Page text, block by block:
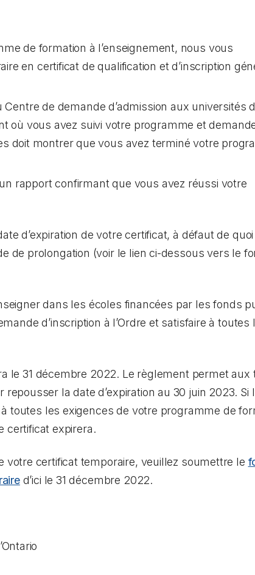
de formation à l’enseignement, nous vous
en certificat de qualification et d’inscription
de demande d’admission aux universités
où vous avez suivi votre programme et
doit montrer que vous avez terminé votre
rapport confirmant que vous avez réussi votre
d’expiration de votre certificat, à défaut de quoi
de prolongation (voir le lien ci-dessous vers le
dans les écoles financées par les fonds
d’inscription à l’Ordre et satisfaire à toutes
le 31 décembre 2022. Le règlement permet aux
la date d’expiration au 30 juin 2023. Si
toutes les exigences de votre programme de
certificat expirera.
certificat temporaire, veuillez soumettre le
d’ici le 31 décembre 2022.